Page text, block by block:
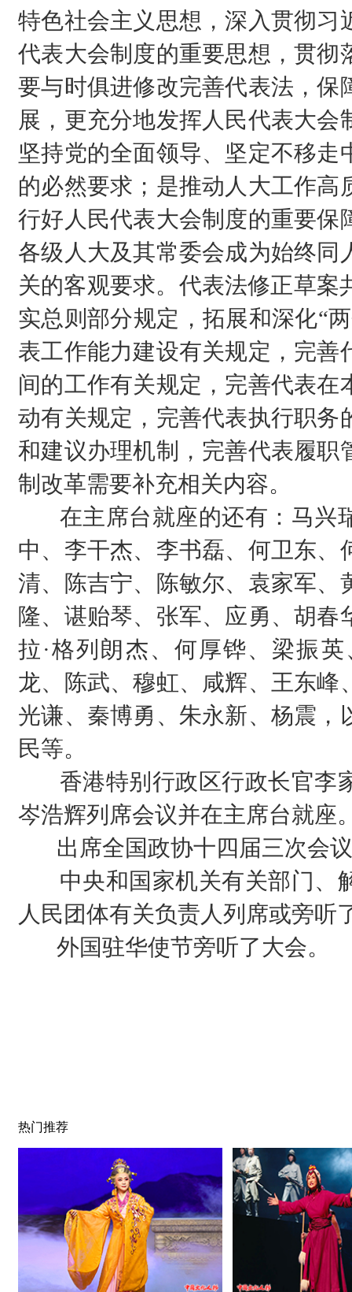
特色社会主义思想，深入贯彻习
代表大会制度的重要思想，贯彻
要与时俱进修改完善代表法，保
展，更充分地发挥人民代表大
坚持党的全面领导、坚定不移
的必然要求；是推动人大工作
行好人民代表大会制度的重要保
各级人大及其常委会成为始终
关的客观要求。代表法修正草案
实总则部分规定，拓展和深化“
表工作能力建设有关规定，完
间的工作有关规定，完善代表
动有关规定，完善代表执行职务
和建议办理机制，完善代表履职
制改革需要补充相关内容。
在主席台就座的还有：马兴
中、李干杰、李书磊、何卫东
清、陈吉宁、陈敏尔、袁家军、
隆、谌贻琴、张军、应勇、胡
拉·格列朗杰、何厚铧、梁振
龙、陈武、穆虹、咸辉、王东
光谦、秦博勇、朱永新、杨震
民等。
香港特别行政区行政长官李
岑浩辉列席会议并在主席台就座
出席全国政协十四届三次会议
中央和国家机关有关部门、
人民团体有关负责人列席或旁听
外国驻华使节旁听了大会。
热门推荐